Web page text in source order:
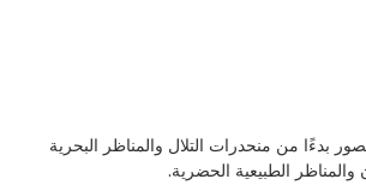
بدءًا من منحدرات التلال والمناظر البحرية
الطبيعية الحضرية.